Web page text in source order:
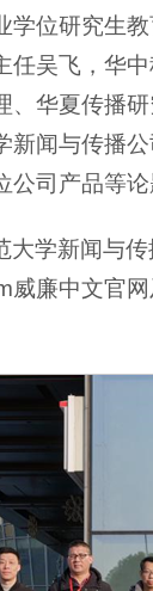
位研究生
吴飞，华
华夏传播
闻与传播
司产品等论
学新闻与
廉中文官